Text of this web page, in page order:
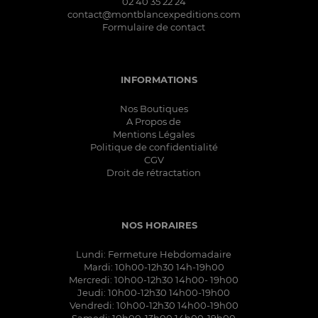
contact@montblancexpeditions.com
Formulaire de contact
INFORMATIONS
Nos Boutiques
A Propos de
Mentions Légales
Politique de confidentialité
CGV
Droit de rétractation
NOS HORAIRES
Lundi: Fermeture Hebdomadaire
Mardi: 10h00-12h30 14h-19h00
Mercredi: 10h00-12h30 14h00- 19h00
Jeudi: 10h00-12h30 14h00-19h00
Vendredi: 10h00-12h30 14h00-19h00